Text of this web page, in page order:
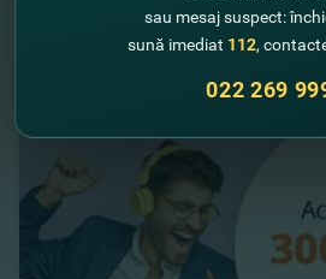
sau mesaj suspect:
sună imediat 112,
022 269